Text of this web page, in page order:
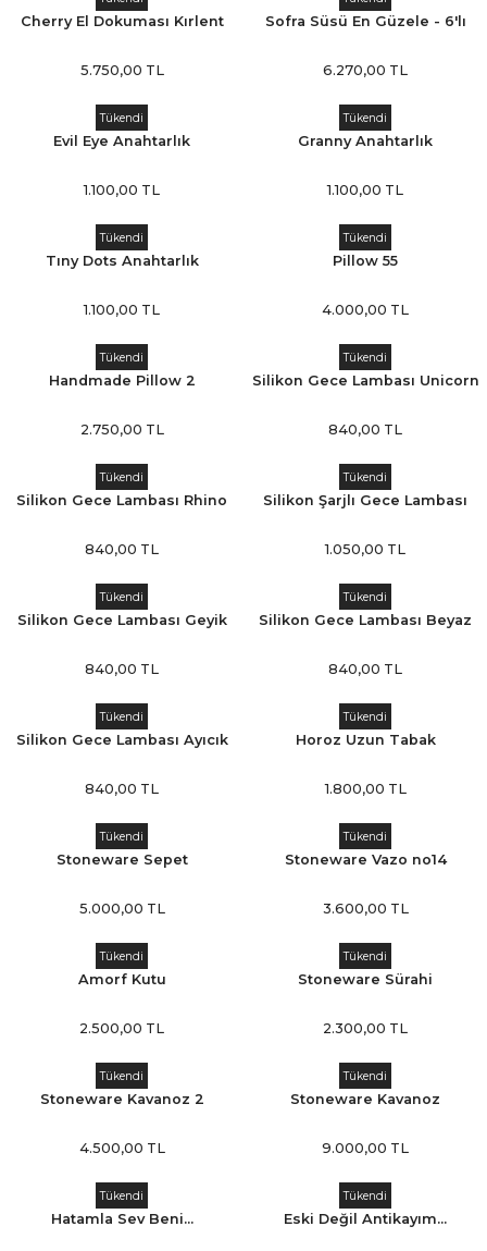
Cherry El Dokuması Kırlent
5.750,00 TL
Sofra Süsü En Güzele - 6'lı
6.270,00 TL
Tükendi
Evil Eye Anahtarlık
1.100,00 TL
Tükendi
Granny Anahtarlık
1.100,00 TL
Tükendi
Tıny Dots Anahtarlık
1.100,00 TL
Tükendi
Pillow 55
4.000,00 TL
Tükendi
Handmade Pillow 2
2.750,00 TL
Tükendi
Silikon Gece Lambası Unicorn
840,00 TL
Tükendi
Silikon Gece Lambası Rhino
840,00 TL
Tükendi
Silikon Şarjlı Gece Lambası
1.050,00 TL
Tükendi
Silikon Gece Lambası Geyik
840,00 TL
Tükendi
Silikon Gece Lambası Beyaz
840,00 TL
Tükendi
Silikon Gece Lambası Ayıcık
840,00 TL
Tükendi
Horoz Uzun Tabak
1.800,00 TL
Tükendi
Stoneware Sepet
5.000,00 TL
Tükendi
Stoneware Vazo no14
3.600,00 TL
Tükendi
Amorf Kutu
2.500,00 TL
Tükendi
Stoneware Sürahi
2.300,00 TL
Tükendi
Stoneware Kavanoz 2
4.500,00 TL
Tükendi
Stoneware Kavanoz
9.000,00 TL
Tükendi
Hatamla Sev Beni...
Tükendi
Eski Değil Antikayım...